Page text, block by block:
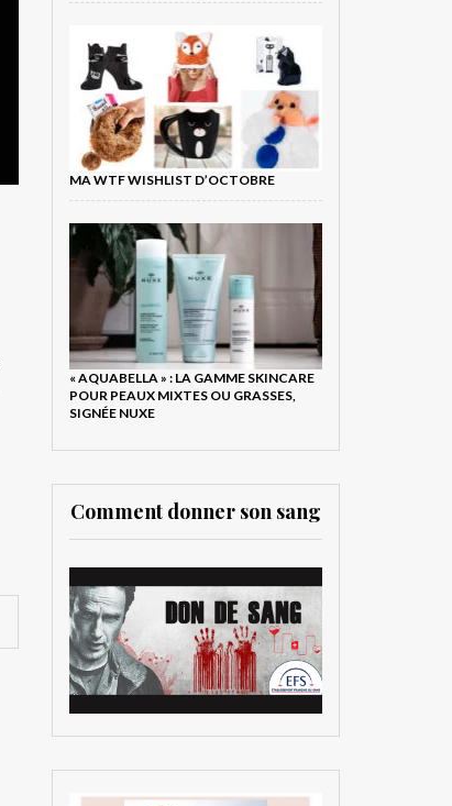
MA WTF WISHLIST D’OCTOBRE
« AQUABELLA » : LA GAMME SKINCARE
POUR PEAUX MIXTES OU GRASSES,
SIGNÉE NUXE
Comment donner son sang